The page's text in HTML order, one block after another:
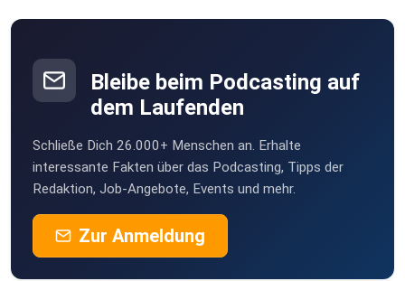
Bleibe beim Podcasting auf
dem Laufenden
Schließe Dich 26.000+ Menschen an. Erhalte
interessante Fakten über das Podcasting, Tipps der
Redaktion, Job-Angebote, Events und mehr.
Zur Anmeldung